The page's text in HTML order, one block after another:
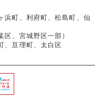
浜町、利府町、松島町、仙
、宮城野区一部）
、亘理町、太白区